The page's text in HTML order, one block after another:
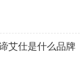
艾仕是什么品牌